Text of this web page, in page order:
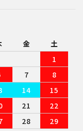
金
土
1
7
8
14
15
21
22
28
29